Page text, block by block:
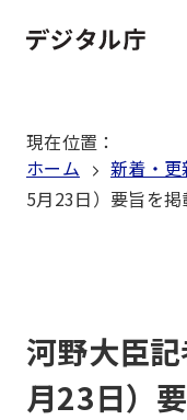
文
動
現在位置 ：
ホーム
新着・更
5月23日）要旨を
河野大臣
月23日）